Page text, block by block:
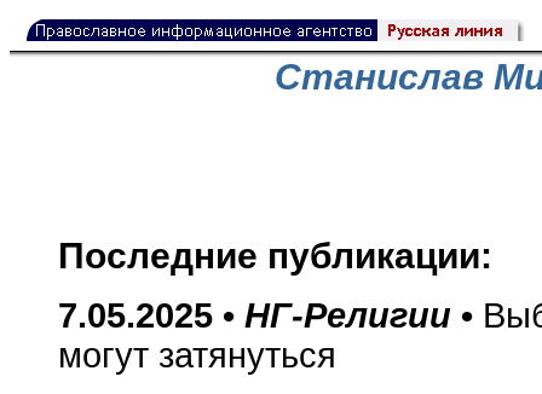
Станислав
Последние публикации:
7.05.2025 • НГ-Религии •
могут затянуться